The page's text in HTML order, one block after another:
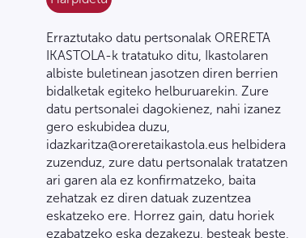
Erraztutako datu pertsonalak ORERETA
IKASTOLA-k tratatuko ditu, Ikastolaren
albiste buletinean jasotzen diren berrien
bidalketak egiteko helburuarekin. Zure
datu pertsonalei dagokienez, nahi izanez
gero eskubidea duzu,
idazkaritza@oreretaikastola.eus helbidera
zuzenduz, zure datu pertsonalak tratatzen
ari garen ala ez konfirmatzeko, baita
zehatzak ez diren datuak zuzentzea
eskatzeko ere. Horrez gain, datu horiek
ezabatzeko eska dezakezu, besteak beste,